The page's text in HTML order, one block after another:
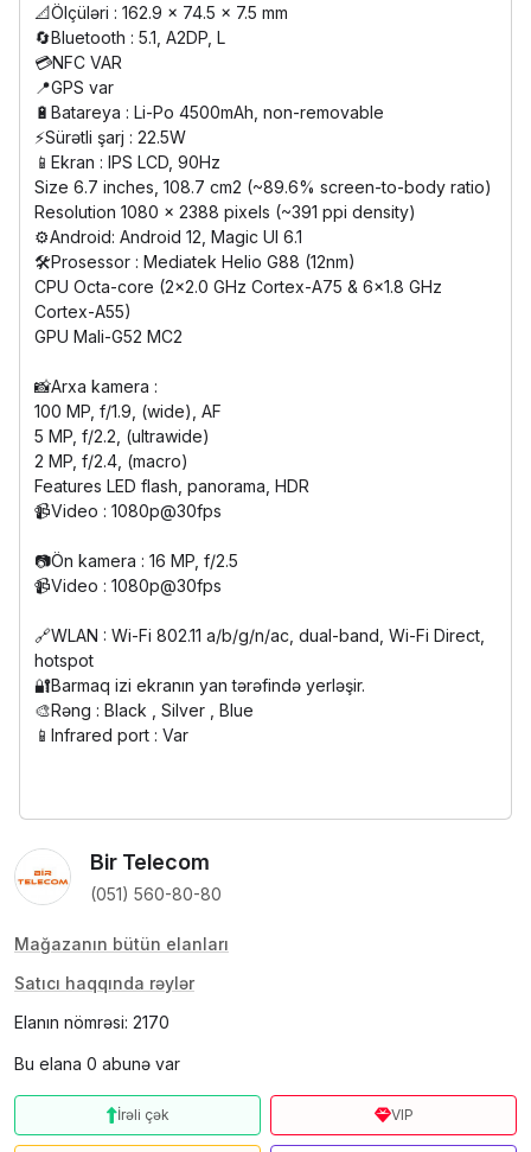
📐Ölçüləri : 162.9 x 74.5 x 7.5 mm
🔄Bluetooth : 5.1, A2DP, L
💳NFC VAR
📍GPS var
🔋Batareya : Li-Po 4500mAh, non-removable
⚡️Sürətli şarj : 22.5W
📱Ekran : IPS LCD, 90Hz
Size 6.7 inches, 108.7 cm2 (~89.6% screen-to-body ratio)
Resolution 1080 x 2388 pixels (~391 ppi density)
⚙️Android: Android 12, Magic UI 6.1
🛠Prosessor : Mediatek Helio G88 (12nm)
CPU Octa-core (2x2.0 GHz Cortex-A75 & 6x1.8 GHz
Cortex-A55)
GPU Mali-G52 MC2
📸Arxa kamera :
100 MP, f/1.9, (wide), AF
5 MP, f/2.2, (ultrawide)
2 MP, f/2.4, (macro)
Features LED flash, panorama, HDR
📹Video : 1080p@30fps
📷Ön kamera : 16 MP, f/2.5
📹Video : 1080p@30fps
🔗WLAN : Wi-Fi 802.11 a/b/g/n/ac, dual-band, Wi-Fi Direct,
hotspot
🔐Barmaq izi ekranın yan tərəfində yerləşir.
🎨Rəng : Black , Silver , Blue
📱Infrared port : Var
Bir Telecom
(051) 560-80-80
Mağazanın bütün elanları
Satıcı haqqında rəylər
Elanın nömrəsi: 2170
Bu elana 0 abunə var
İrəli çək VIP